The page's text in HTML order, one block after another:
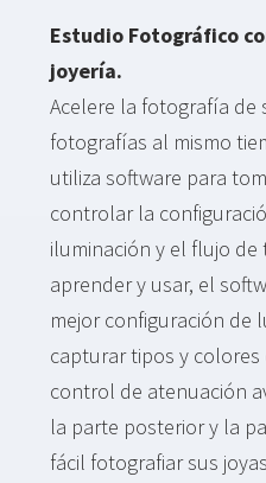
Estudio Fotográfico
joyería.
Acelere la fotografía de
fotografías al mismo
utiliza software para
controlar la
iluminación y el flujo de
aprender y usar, el
mejor configuración de
capturar tipos y
control de atenuación
la parte posterior y la
fácil fotografiar sus